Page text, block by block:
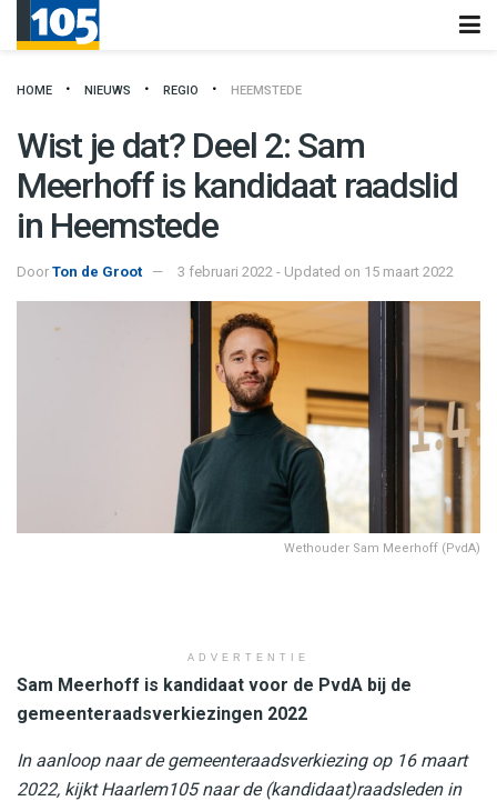
HOME NIEUWS REGIO HEEMSTEDE
Wist je dat? Deel 2: Sam
Meerhoff is kandidaat raadslid
in Heemstede
Door Ton de Groot 3 februari 2022 - Updated on 15 maart 2022
Wethouder Sam Meerhoff (PvdA)
ADVERTENTIE
Sam Meerhoff is kandidaat voor de PvdA bij de
gemeenteraadsverkiezingen 2022
In aanloop naar de gemeenteraadsverkiezing op 16 maart
2022, kijkt Haarlem105 naar de (kandidaat)raadsleden in